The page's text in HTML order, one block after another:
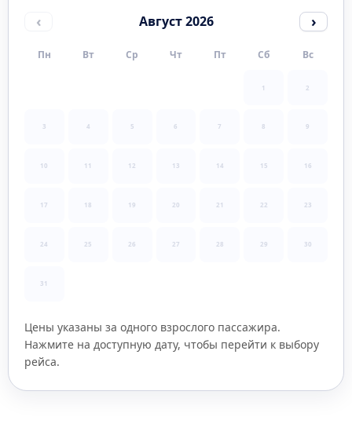
‹ Август 2026 ›
Пн Вт Ср Чт Пт Сб Вс
1 2
3 4 5 6 7 8 9
10 11 12 13 14 15 16
17 18 19 20 21 22 23
24 25 26 27 28 29 30
31
Цены указаны за одного взрослого пассажира.
Нажмите на доступную дату, чтобы перейти к выбору
рейса.